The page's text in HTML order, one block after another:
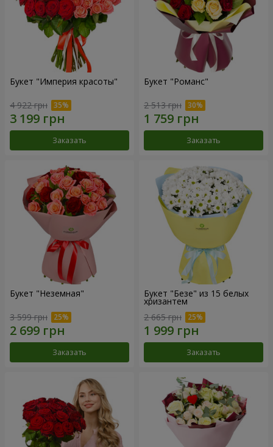
Букет "Империя красоты"
4 922 грн
Заказать
Букет "Романс"
2 513 грн
Заказать
Букет "Неземная"
3 599 грн
Заказать
Букет "Безе" из 15 белых
хризантем
2 665 грн
Заказать